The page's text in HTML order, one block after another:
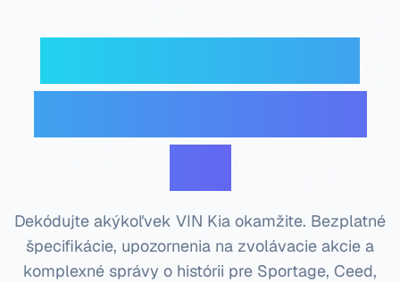
Dekódujte akýkoľvek VIN Kia okamžite. Bezplatné
špecifikácie, upozornenia na zvolávacie akcie a
komplexné správy o histórii pre Sportage, Ceed,